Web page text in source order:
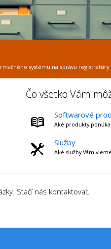
Čo všetko Vám
Softwarové
Aké produkty
Služby
Aké služby Vám
Stačí nás kontaktovať.